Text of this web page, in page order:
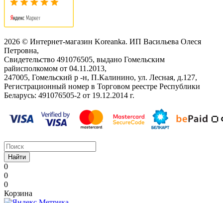
2026 © Интернет-магазин Koreanka. ИП Васильева Олеся
Петровна,
Свидетельство ‎491076505, выдано Гомельским
райисполкомом от 04.11.2013,
247005, Гомельский р -н, П.Калинино, ул. Лесная, д.127,
Регистрационный номер в Торговом реестре Республики
Беларусь: ‎491076505-2 от 19.12.2014 г.
Найти
0
0
0
Корзина